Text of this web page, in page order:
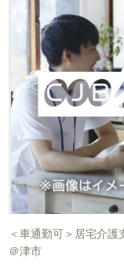
＜車通勤可＞居宅介
＠津市